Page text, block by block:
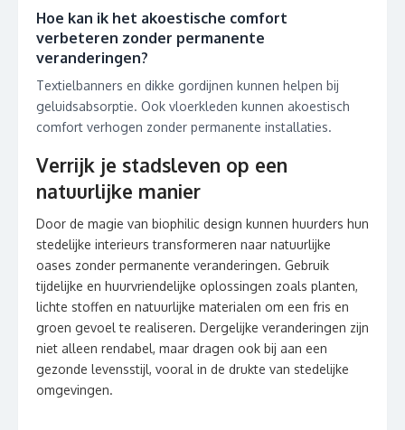
Hoe kan ik het akoestische comfort
verbeteren zonder permanente
veranderingen?
Textielbanners en dikke gordijnen kunnen helpen bij
geluidsabsorptie. Ook vloerkleden kunnen akoestisch
comfort verhogen zonder permanente installaties.
Verrijk je stadsleven op een
natuurlijke manier
Door de magie van biophilic design kunnen huurders hun
stedelijke interieurs transformeren naar natuurlijke
oases zonder permanente veranderingen. Gebruik
tijdelijke en huurvriendelijke oplossingen zoals planten,
lichte stoffen en natuurlijke materialen om een fris en
groen gevoel te realiseren. Dergelijke veranderingen zijn
niet alleen rendabel, maar dragen ook bij aan een
gezonde levensstijl, vooral in de drukte van stedelijke
omgevingen.